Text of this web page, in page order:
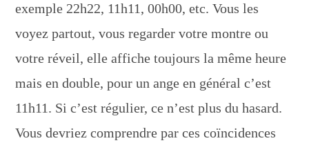
exemple 22h22, 11h11, 00h00, etc. Vous les
voyez partout, vous regarder votre montre ou
votre réveil, elle affiche toujours la même heure
mais en double, pour un ange en général c’est
11h11. Si c’est régulier, ce n’est plus du hasard.
Vous devriez comprendre par ces coïncidences